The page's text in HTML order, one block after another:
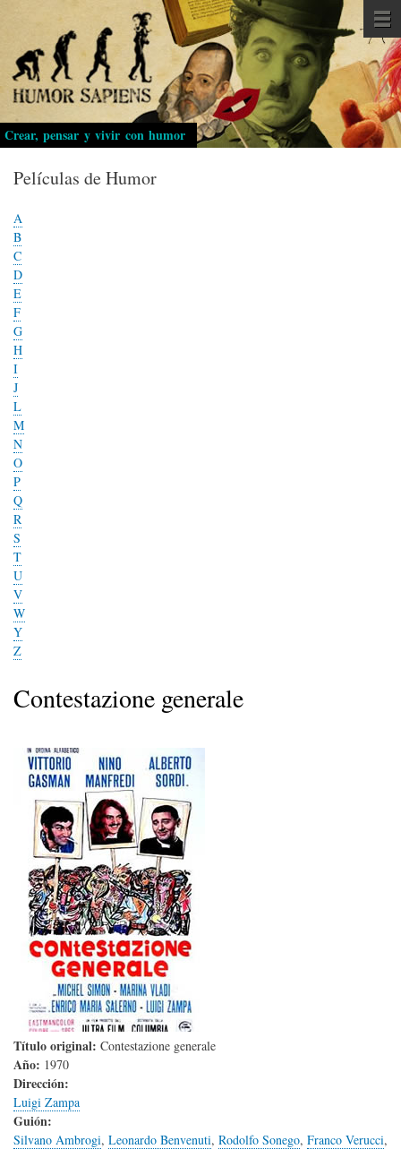
Pasar
al
contenido
principal
Crear, pensar y vivir con humor
Películas de Humor
A
B
C
D
E
F
G
H
I
J
L
M
N
O
P
Q
R
S
T
U
V
W
Y
Z
Contestazione generale
Título original: Contestazione generale
Año: 1970
Dirección:
Luigi Zampa
Guión:
Silvano Ambrogi, Leonardo Benvenuti, Rodolfo Sonego, Franco Verucci,